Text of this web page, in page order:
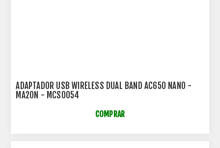
ADAPTADOR USB WIRELESS DUAL BAND AC650 NANO -
MA20N - MCS0054
COMPRAR